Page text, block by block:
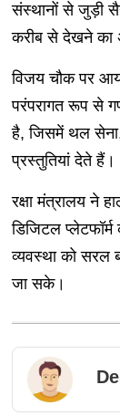
संस्थानों से जुड़ी
करीब से देखने का
विजय चौक पर
परंपरागत रूप से
है, जिसमें थल
प्रस्तुतियां देते हैं।
रक्षा मंत्रालय ने
डिजिटल
व्यवस्था को सरल
जा सके।